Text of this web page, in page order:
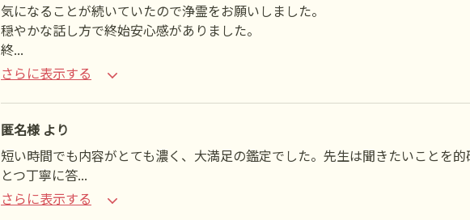
気になることが続いていたので浄霊をお願いしました。
穏やかな話し方で終始安心感がありました。
終...
さらに表示する
匿名様 より
短い時間でも内容がとても濃く、大満足の鑑定でした。先生は聞きたいことを
とつ丁寧に答...
さらに表示する